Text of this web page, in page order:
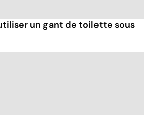
un gant de toilette sous